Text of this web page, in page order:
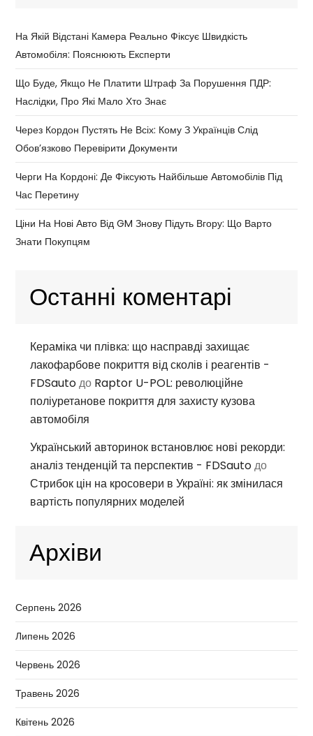
На Якій Відстані Камера Реально Фіксує Швидкість
Автомобіля: Пояснюють Експерти
Що Буде, Якщо Не Платити Штраф За Порушення ПДР:
Наслідки, Про Які Мало Хто Знає
Через Кордон Пустять Не Всіх: Кому З Українців Слід
Обов’язково Перевірити Документи
Черги На Кордоні: Де Фіксують Найбільше Автомобілів Під
Час Перетину
Ціни На Нові Авто Від GM Знову Підуть Вгору: Що Варто
Знати Покупцям
Останні коментарі
Кераміка чи плівка: що насправді захищає
лакофарбове покриття від сколів і реагентів -
FDSautoдо Raptor U-POL: революційне
поліуретанове покриття для захисту кузова
автомобіля
Український авторинок встановлює нові рекорди:
аналіз тенденцій та перспектив - FDSautoдо
Стрибок цін на кросовери в Україні: як змінилася
вартість популярних моделей
Архіви
Серпень 2026
Липень 2026
Червень 2026
Травень 2026
Квітень 2026